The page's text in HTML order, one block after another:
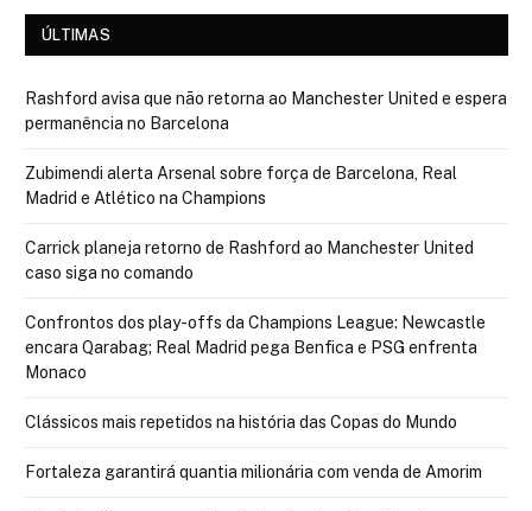
ÚLTIMAS
Rashford avisa que não retorna ao Manchester United e espera
permanência no Barcelona
Zubimendi alerta Arsenal sobre força de Barcelona, Real
Madrid e Atlético na Champions
Carrick planeja retorno de Rashford ao Manchester United
caso siga no comando
Confrontos dos play-offs da Champions League: Newcastle
encara Qarabag; Real Madrid pega Benfica e PSG enfrenta
Monaco
Clássicos mais repetidos na história das Copas do Mundo
Fortaleza garantirá quantia milionária com venda de Amorim